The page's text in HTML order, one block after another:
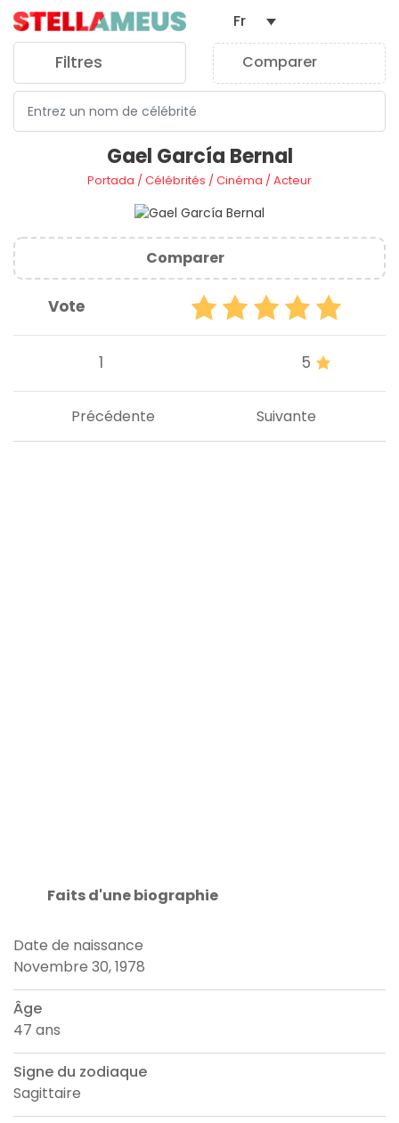
Filtres Comparer
Fr
Gael García Bernal
Portada /Célébrités /Cinéma /Acteur
Comparer
Vote
1 5
Suivante
Précédente
Faits d'une biographie
Date de naissance
Novembre 30, 1978
Âge
47 ans
Signe du zodiaque
Sagittaire